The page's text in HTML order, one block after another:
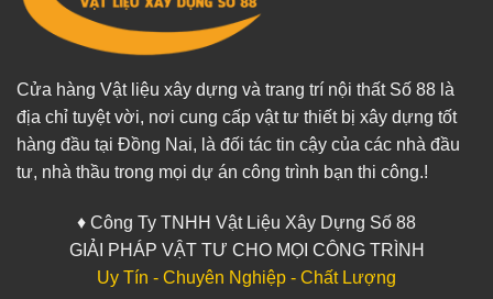
Cửa hàng Vật liệu xây dựng và trang trí nội thất Số 88 là
địa chỉ tuyệt vời, nơi cung cấp vật tư thiết bị xây dựng tốt
hàng đầu tại Đồng Nai, là đối tác tin cậy của các nhà đầu
tư, nhà thầu trong mọi dự án công trình bạn thi công.!
♦ Công Ty TNHH Vật Liệu Xây Dựng Số 88
GIẢI PHÁP VẬT TƯ CHO MỌI CÔNG TRÌNH
Uy Tín - Chuyên Nghiệp - Chất Lượng